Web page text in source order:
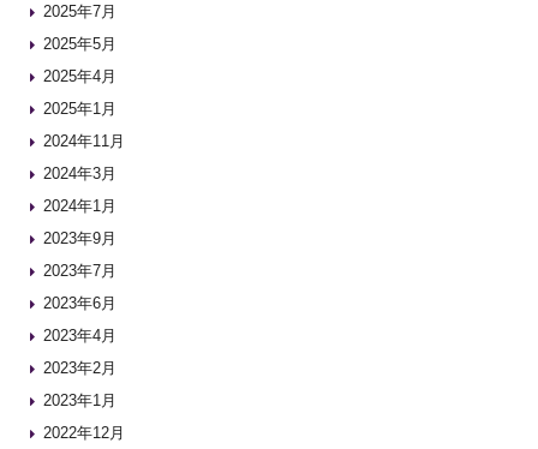
2025年7月
2025年5月
2025年4月
2025年1月
2024年11月
2024年3月
2024年1月
2023年9月
2023年7月
2023年6月
2023年4月
2023年2月
2023年1月
2022年12月